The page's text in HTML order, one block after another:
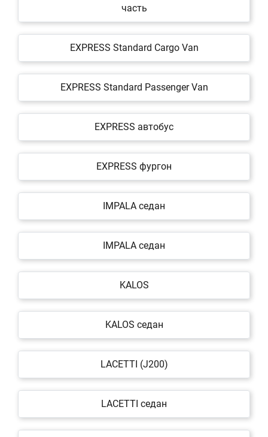
часть
EXPRESS Standard Cargo Van
EXPRESS Standard Passenger Van
EXPRESS автобус
EXPRESS фургон
IMPALA седан
IMPALA седан
KALOS
KALOS седан
LACETTI (J200)
LACETTI седан